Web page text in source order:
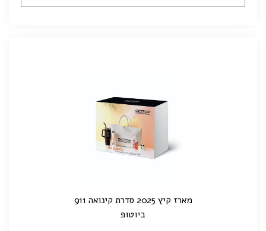
מארז קיץ 2025 סדרת קינואה 911
ביוטופ